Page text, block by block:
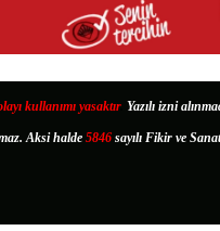
kullanımı yasaktır. Yazılı izni
Aksi halde 5846 sayılı Fikir ve